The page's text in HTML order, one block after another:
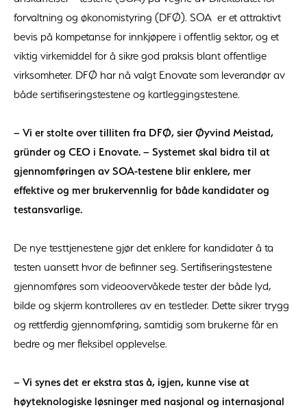
forvaltning og økonomistyring (DFØ). SOA er et attraktivt
bevis på kompetanse for innkjøpere i offentlig sektor, og et
viktig virkemiddel for å sikre god praksis blant offentlige
virksomheter. DFØ har nå valgt Enovate som leverandør av
både sertifiseringstestene og kartleggingstestene.
– Vi er stolte over tilliten fra DFØ, sier Øyvind Meistad,
gründer og CEO i Enovate. – Systemet skal bidra til at
gjennomføringen av SOA-testene blir enklere, mer
effektive og mer brukervennlig for både kandidater og
testansvarlige.
De nye testtjenestene gjør det enklere for kandidater å ta
testen uansett hvor de befinner seg. Sertifiseringstestene
gjennomføres som videoovervåkede tester der både lyd,
bilde og skjerm kontrolleres av en testleder. Dette sikrer trygg
og rettferdig gjennomføring, samtidig som brukerne får en
bedre og mer fleksibel opplevelse.
– Vi synes det er ekstra stas å, igjen, kunne vise at
høyteknologiske løsninger med nasjonal og internasjonal